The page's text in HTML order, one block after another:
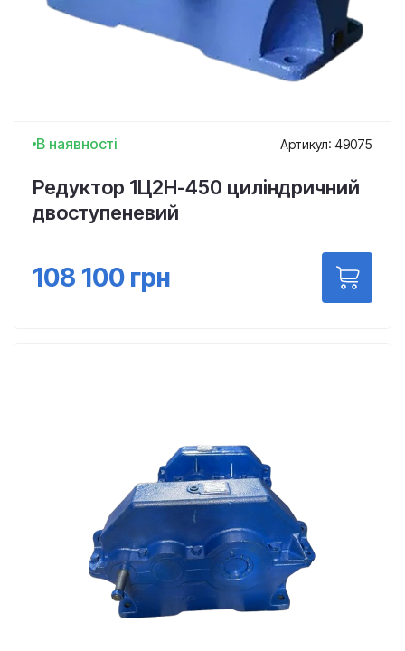
В наявності Артикул: 49075
Редуктор 1Ц2Н-450 циліндричний
двоступеневий
108 100 грн